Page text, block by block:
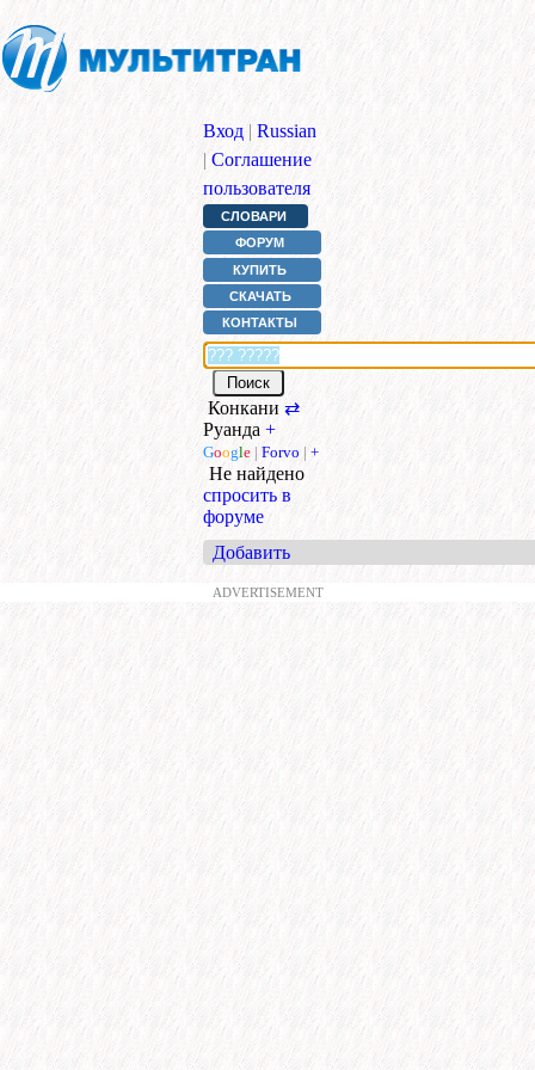
Вход | Russian
| Соглашение
пользователя
СЛОВАРИ
ФОРУМ
КУПИТЬ
СКАЧАТЬ
КОНТАКТЫ
Конкани ⇄
Руанда +
Google | Forvo | +
Не найдено
спросить в
форуме
Добавить
ADVERTISEMENT